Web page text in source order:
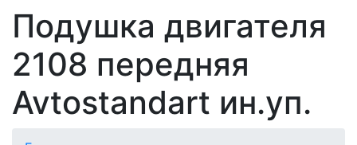
Подушка двигателя
2108 передняя
Avtostandart ин.уп.